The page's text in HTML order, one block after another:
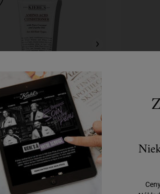
Acid Conditioner
s kokosovým olejom pre všetky typy
vlasov.